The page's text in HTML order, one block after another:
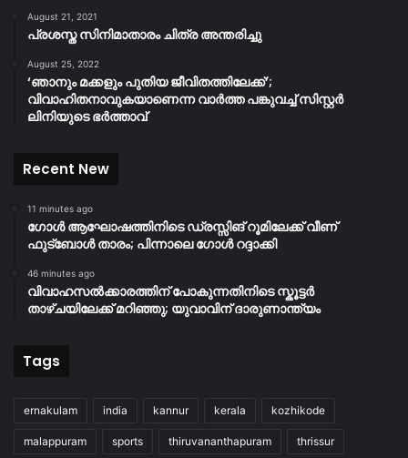
August 21, 2021
പ്രശസ്ത സിനിമാതാരം ചിത്ര അന്തരിച്ചു
August 25, 2022
‘ഞാനും മക്കളും പുതിയ ജീവിതത്തിലേക്ക്’;
വിവാഹിതനാവുകയാണെന്ന വാർത്ത പങ്കുവച്ച് സിസ്റ്റർ
ലിനിയുടെ ഭർത്താവ്
Recent New
11 minutes ago
ഗോൾ ആഘോഷത്തിനിടെ ഡ്രസ്സിങ് റൂമിലേക്ക് വീണ്
ഫുട്ബോൾ താരം; പിന്നാലെ ഗോൾ റദ്ദാക്കി
46 minutes ago
വിവാഹസൽക്കാരത്തിന് പോകുന്നതിനിടെ സ്കൂട്ടർ
താഴ്ചയിലേക്ക് മറിഞ്ഞു; യുവാവിന് ദാരുണാന്ത്യം
Tags
ernakulam india kannur kerala kozhikode
malappuram sports thiruvananthapuram thrissur